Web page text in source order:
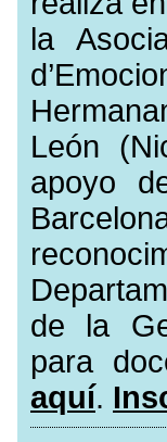
la
León
apoyo
de la
para
aquí.